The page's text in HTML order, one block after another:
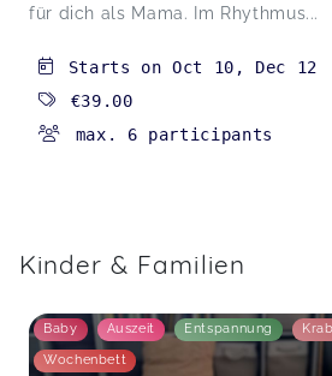
für dich als Mama. Im Rhythmus...
Starts onOct 10 , Dec 12
€39.00
max. 6 participants
Kinder & Familien
Baby Auszeit Entspannung
Wochenbett